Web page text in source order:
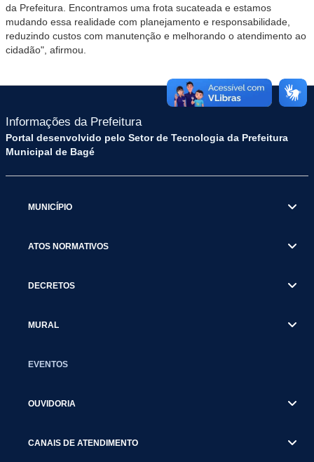
da Prefeitura. Encontramos uma frota sucateada e estamos
mudando essa realidade com planejamento e responsabilidade,
reduzindo custos com manutenção e melhorando o atendimento ao
cidadão", afirmou.
Informações da Prefeitura
Portal desenvolvido pelo Setor de Tecnologia da Prefeitura
Municipal de Bagé
MUNICÍPIO
ATOS NORMATIVOS
DECRETOS
MURAL
EVENTOS
OUVIDORIA
CANAIS DE ATENDIMENTO